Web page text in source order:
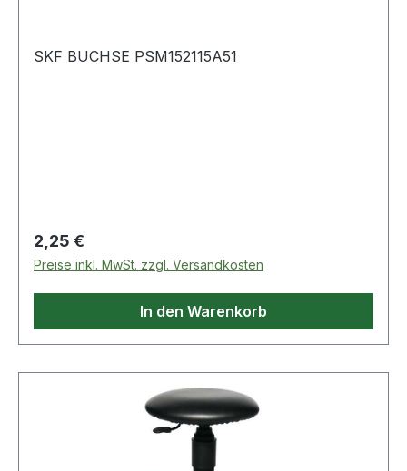
SKF BUCHSE PSM152115A51
Regulärer Preis:
2,25 €
Preise inkl. MwSt. zzgl. Versandkosten
In den Warenkorb